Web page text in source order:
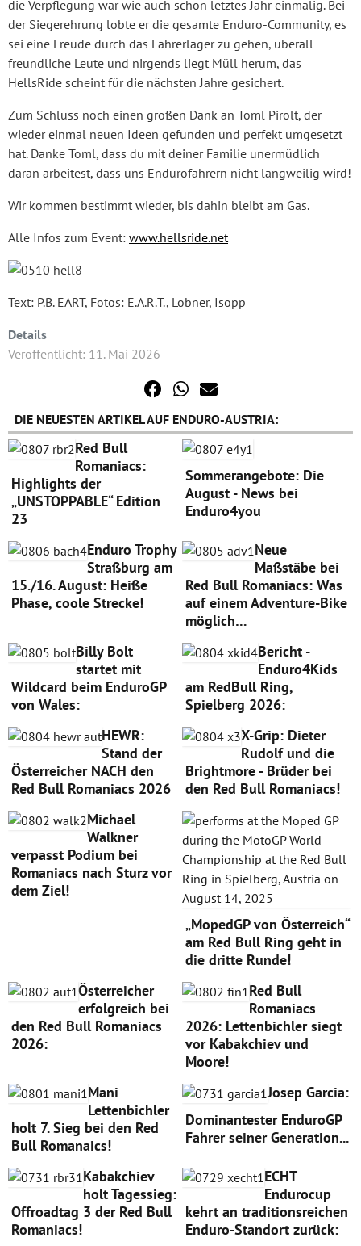
die Verpflegung war wie auch schon letztes Jahr einmalig. Bei
der Siegerehrung lobte er die gesamte Enduro-Community, es
sei eine Freude durch das Fahrerlager zu gehen, überall
freundliche Leute und nirgends liegt Müll herum, das
HellsRide scheint für die nächsten Jahre gesichert.
Zum Schluss noch einen großen Dank an Toml Pirolt, der
wieder einmal neuen Ideen gefunden und perfekt umgesetzt
hat. Danke Toml, dass du mit deiner Familie unermüdlich
daran arbeitest, dass uns Endurofahrern nicht langweilig wird!
Wir kommen bestimmt wieder, bis dahin bleibt am Gas.
Alle Infos zum Event: www.hellsride.net
Text: P.B. EART, Fotos: E.A.R.T., Lobner, Isopp
Details
Veröffentlicht: 11. Mai 2026
DIE NEUESTEN ARTIKEL AUF ENDURO-AUSTRIA:
Red Bull
Romaniacs:
Highlights der
„UNSTOPPABLE“ Edition
23
Sommerangebote: Die
August - News bei
Enduro4you
Enduro Trophy
Straßburg am
15./16. August: Heiße
Phase, coole Strecke!
Neue
Maßstäbe bei
Red Bull Romaniacs: Was
auf einem Adventure-Bike
möglich…
Billy Bolt
startet mit
Wildcard beim EnduroGP
von Wales:
Bericht -
Enduro4Kids
am RedBull Ring,
Spielberg 2026:
HEWR:
Stand der
Österreicher NACH den
Red Bull Romaniacs 2026
X-Grip: Dieter
Rudolf und die
Brightmore - Brüder bei
den Red Bull Romaniacs!
Michael
Walkner
verpasst Podium bei
Romaniacs nach Sturz vor
dem Ziel!
„MopedGP von Österreich“
am Red Bull Ring geht in
die dritte Runde!
Österreicher
erfolgreich bei
den Red Bull Romaniacs
2026:
Red Bull
Romaniacs
2026: Lettenbichler siegt
vor Kabakchiev und
Moore!
Mani
Lettenbichler
holt 7. Sieg bei den Red
Bull Romanaics!
Josep Garcia:
Dominantester EnduroGP
Fahrer seiner Generation...
Kabakchiev
holt Tagessieg:
Offroadtag 3 der Red Bull
Romaniacs!
ECHT
Endurocup
kehrt an traditionsreichen
Enduro-Standort zurück: